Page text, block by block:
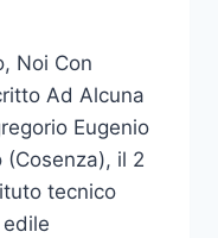
Noi Con
Ad Alcuna
Eugenio
il 2
tecnico